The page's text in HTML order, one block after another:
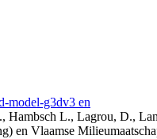
model-g3dv3 en
L., Lagrou, D.,
en Vlaamse